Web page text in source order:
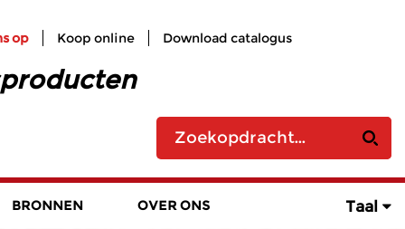
op Koop online Download catalogus
BRONNEN OVER ONS Taal